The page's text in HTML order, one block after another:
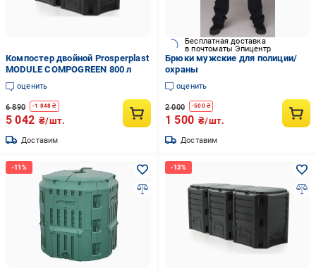
Компостер двойной Prosperplast
MODULE COMPOGREEN 800 л
оценить
6 890 -1 848 ₴
5 042 ₴/шт.
Доставим
Бесплатная доставка
в почтоматы Эпицентр
Брюки мужские для полиции/
охраны
оценить
2 000 -500₴
1 500 ₴/шт.
Доставим